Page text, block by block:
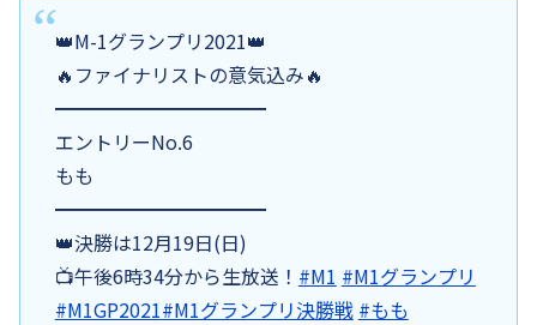
👑M-1グランプリ2021👑
🔥ファイナリストの意気込み🔥
━━━━━━━━━━━
エントリーNo.6
もも
━━━━━━━━━━━
👑決勝は12月19日(日)
📺午後6時34分から生放送！ #M1 #M1グランプリ
#M1GP2021#M1グランプリ決勝戦 #もも